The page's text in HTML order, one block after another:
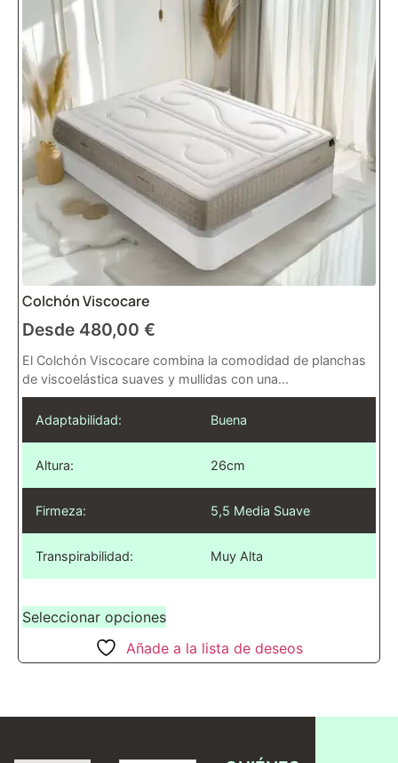
Colchón Viscocare
Desde 480,00 €
El Colchón Viscocare combina la comodidad de planchas
de viscoelástica suaves y mullidas con una...
Adaptabilidad: Buena
Altura: 26cm
Firmeza: 5,5 Media Suave
Transpirabilidad: Muy Alta
Seleccionar opciones
Añade a la lista de deseos